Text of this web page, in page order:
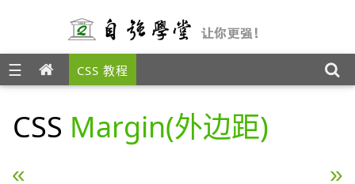
☰ CSS 教程
CSS Margin(外边距)
« CSS 轮廓（outline）属性CSS Padding（填充） »